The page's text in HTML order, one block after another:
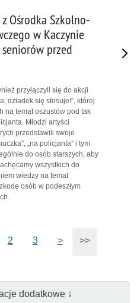
Ośrodka Szkolno-
w Kaczynie
przed
przyłączyli się do akcji
dziadek się stosuje!”, której
na temat oszustów pod tak
Młodzi artyści
przedstawili swoje
„na policjanta” i tym
do osób starszych, aby
wszystkich do
wiedzy na temat
osób w podeszłym
2 3 > >>
dodatkowe ↓